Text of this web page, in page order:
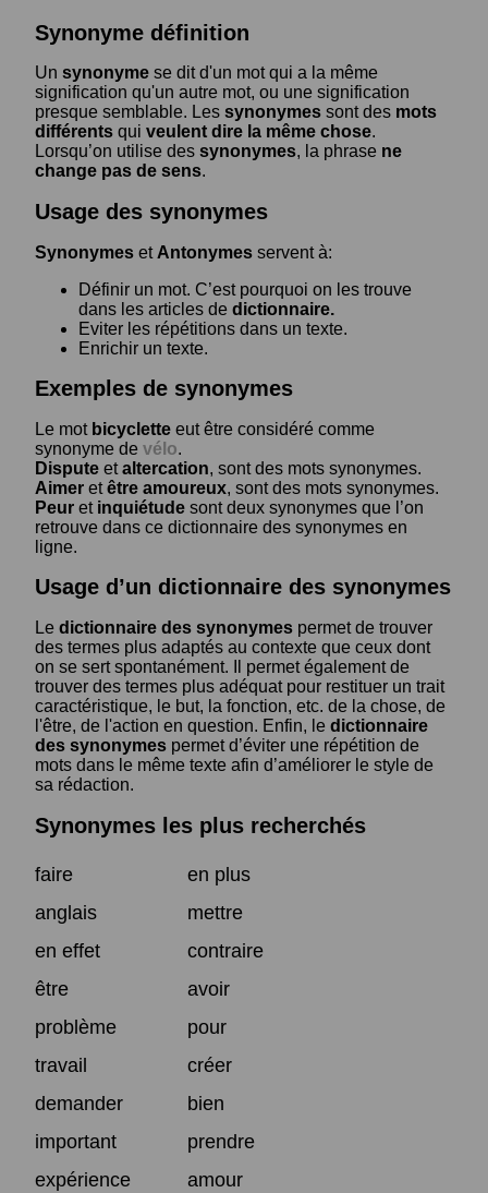
Synonyme définition
Un synonyme se dit d'un mot qui a la même
signification qu'un autre mot, ou une signification
presque semblable. Les synonymes sont des mots
différents qui veulent dire la même chose.
Lorsqu’on utilise des synonymes, la phrase ne
change pas de sens.
Usage des synonymes
Synonymes et Antonymes servent à:
Définir un mot. C’est pourquoi on les trouve
dans les articles de dictionnaire.
Eviter les répétitions dans un texte.
Enrichir un texte.
Exemples de synonymes
Le mot bicyclette eut être considéré comme
synonyme de vélo.
Dispute etaltercation, sont des mots synonymes.
Aimer etêtre amoureux, sont des mots synonymes.
Peur et inquiétude sont deux synonymes que l’on
retrouve dans ce dictionnaire des synonymes en
ligne.
Usage d’un dictionnaire des synonymes
Le dictionnaire des synonymes permet de trouver
des termes plus adaptés au contexte que ceux dont
on se sert spontanément. Il permet également de
trouver des termes plus adéquat pour restituer un trait
caractéristique, le but, la fonction, etc. de la chose, de
l'être, de l'action en question. Enfin, le dictionnaire
des synonymes permet d’éviter une répétition de
mots dans le même texte afin d’améliorer le style de
sa rédaction.
Synonymes les plus recherchés
faire
en plus
anglais
mettre
en effet
contraire
être
avoir
problème
pour
travail
créer
demander
bien
important
prendre
expérience
amour